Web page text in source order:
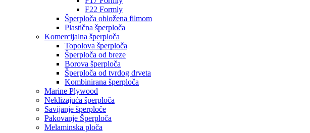
F22 Formly
Šperploča obložena filmom
Plastična šperploča
Komercijalna šperploča
Topolova šperploča
Šperploča od breze
Borova šperploča
Šperploča od tvrdog drveta
Kombinirana šperploča
Marine Plywood
Neklizajuća šperploča
Savijanje šperploče
Pakovanje Šperploča
Melaminska ploča